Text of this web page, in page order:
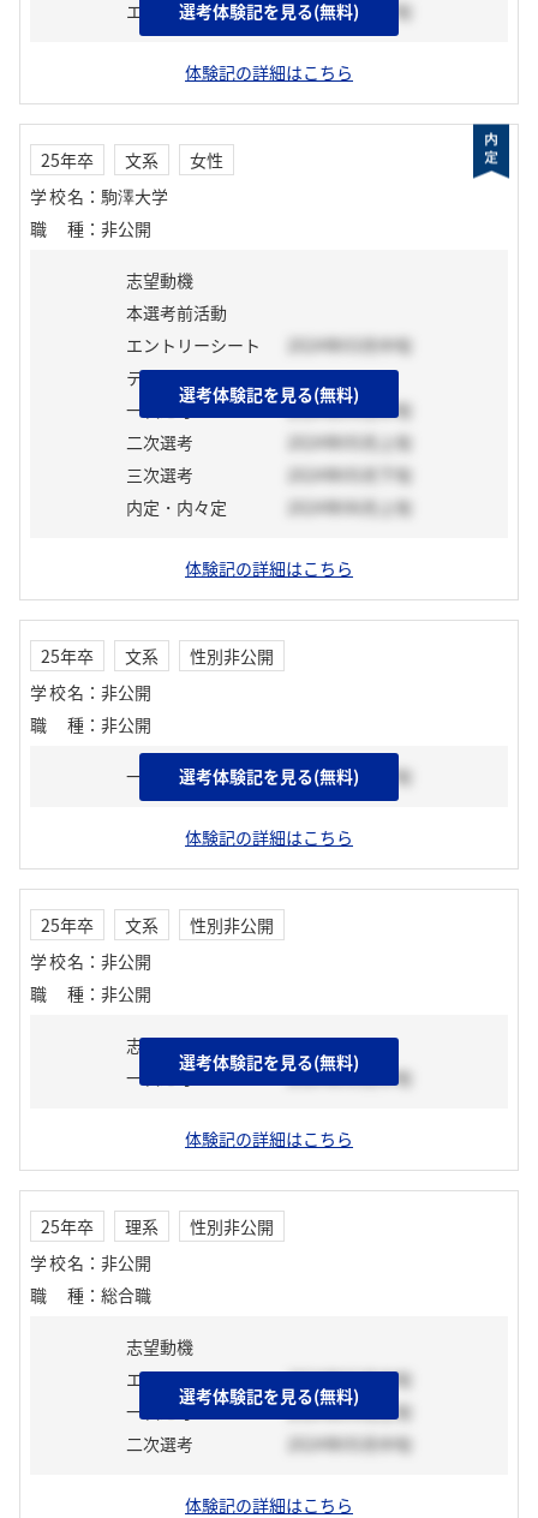
エントリーシート 2023年10月下旬
体験記の詳細はこちら
選考体験記を見る(無料)
25年卒 文系
女性
学校名 ： 駒澤大学
職種 ： 非公開
志望動機
本選考前活動
エントリーシート
2024年03月中旬
テスト
一次選考
2024年04月中旬
二次選考
2024年05月上旬
三次選考
2024年05月下旬
内定・内々定
2024年06月上旬
体験記の詳細はこちら
選考体験記を見る(無料)
25年卒 文系
性別非公開
学校名 ： 非公開
職種 ： 非公開
一次選考 2024年02月下旬
体験記の詳細はこちら
選考体験記を見る(無料)
25年卒 文系
性別非公開
学校名 ： 非公開
職種 ： 非公開
志望動機
一次選考
2024年03月中旬
体験記の詳細はこちら
選考体験記を見る(無料)
25年卒 理系
性別非公開
学校名 ： 非公開
職種 ： 総合職
志望動機
エントリーシート
2024年02月中旬
一次選考
2024年04月上旬
二次選考
2024年05月中旬
体験記の詳細はこちら
選考体験記を見る(無料)